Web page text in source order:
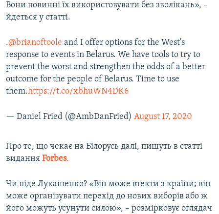
Вони повинні їх використовувати без зволікань», –
йдеться у статті.
.@brianoftoole and I offer options for the West's
response to events in Belarus. We have tools to try to
prevent the worst and strengthen the odds of a better
outcome for the people of Belarus. Time to use
them.https://t.co/xbhuWN4DK6
— Daniel Fried (@AmbDanFried) August 17, 2020
Про те, що чекає на Білорусь далі, пишуть в статті
видання Forbes.
Чи піде Лукашенко? «Він може втекти з країни; він
може організувати перехід до нових виборів або ж
його можуть усунути силою», – розмірковує оглядач